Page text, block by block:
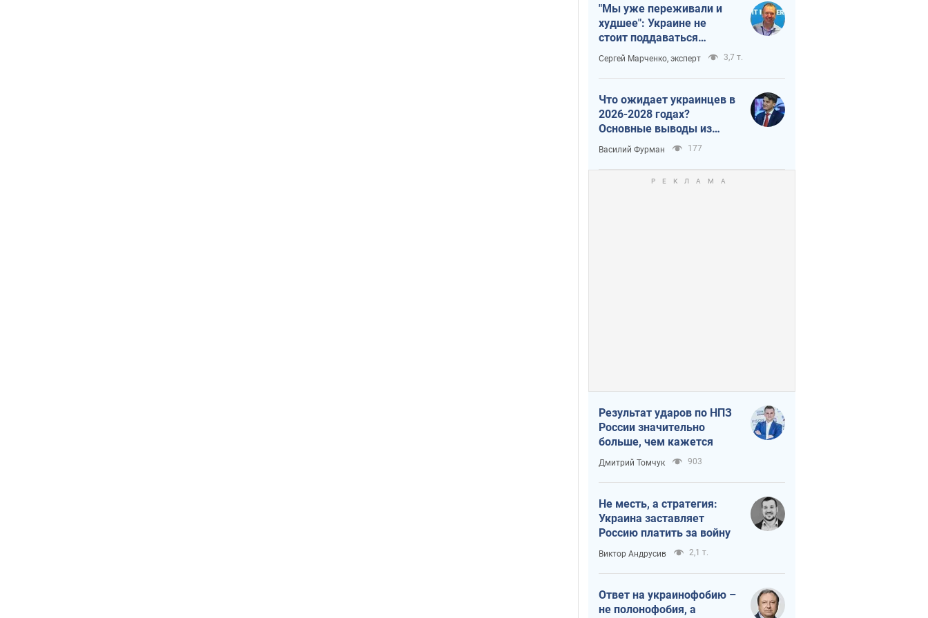
"Мы уже переживали и
худшее": Украине не
стоит поддаваться
отчаянию из-за
ракетного террора
Сергей Марченко, эксперт 3,7 т.
Что ожидает украинцев в
2026-2028 годах?
Основные выводы из
новых прогнозов от НБУ
Василий Фурман 177
Результат ударов по НПЗ
России значительно
больше, чем кажется
Дмитрий Томчук 903
Не месть, а стратегия:
Украина заставляет
Россию платить за войну
Виктор Андрусив 2,1 т.
Ответ на украинофобию –
не полонофобия, а